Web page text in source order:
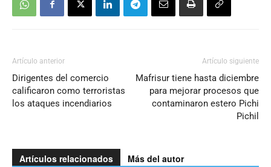
Artículo anterior
Dirigentes del comercio
calificaron como terroristas
los ataques incendiarios
Artículo siguiente
Mafrisur tiene hasta diciembre
para mejorar procesos que
contaminaron estero Pichi
Pichil
Artículos relacionados Más del autor